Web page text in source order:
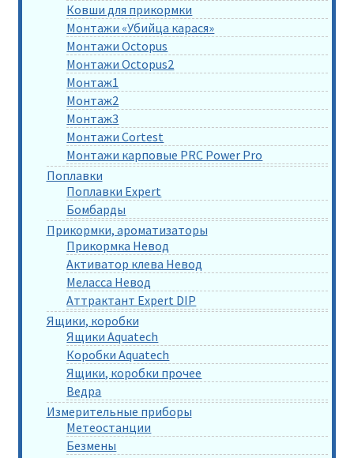
Ковши для прикормки
Монтажи «Убийца карася»
Монтажи Octopus
Монтажи Octopus2
Монтаж1
Монтаж2
Монтаж3
Монтажи Cortest
Монтажи карповые PRC Power Pro
Поплавки
Поплавки Expert
Бомбарды
Прикормки, ароматизаторы
Прикормка Невод
Активатор клева Невод
Меласса Невод
Аттрактант Expert DIP
Ящики, коробки
Ящики Aquatech
Коробки Aquatech
Ящики, коробки прочее
Ведра
Измерительные приборы
Метеостанции
Безмены